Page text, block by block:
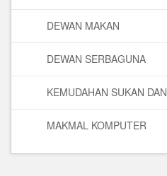
DEWAN MAKAN
DEWAN SERBAGUNA
KEMUDAHAN SUKAN
MAKMAL KOMPUTER